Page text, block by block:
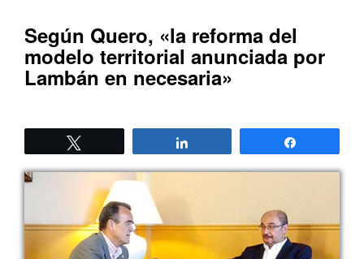
Según Quero, «la reforma del
modelo territorial anunciada por
Lambán en necesaria»